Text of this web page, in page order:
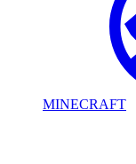
MINECRAFT